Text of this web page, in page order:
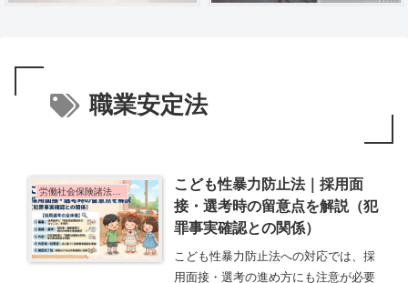
職業安定法
労働社会保険諸法令の基礎知識
こども性暴力防止法｜採用面
接・選考時の留意点を解説（犯
罪事実確認との関係）
こども性暴力防止法への対応では、採
用面接・選考の進め方にも注意が必要